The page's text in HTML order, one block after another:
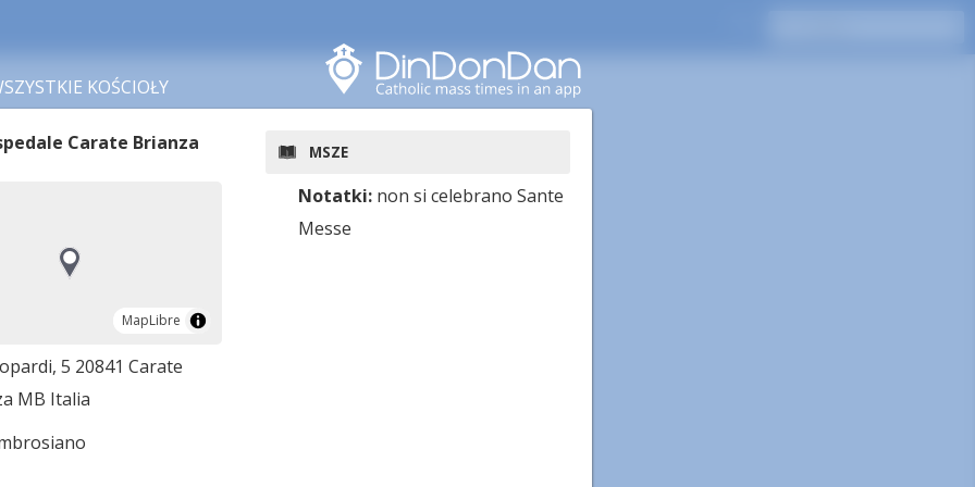
KOŚCIOŁY
Carate Brianza
MapLibre
MapLibre
5 20841 Carate
MB Italia
MSZE
Notatki: non si celebrano Sante
Messe